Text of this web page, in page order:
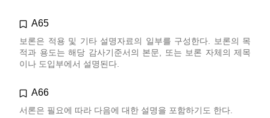
A65
보론은 적용 및 기타 설명자료의 일부를 구성한다. 보론의 목
적과 용도는 해당 감사기준서의 본문, 또는 보론 자체의 제목
이나 도입부에서 설명된다.
A66
서론은 필요에 따라 다음에 대한 설명을 포함하기도 한다.